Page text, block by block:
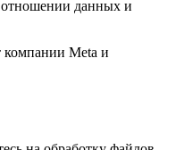
данных и
компании Metа и